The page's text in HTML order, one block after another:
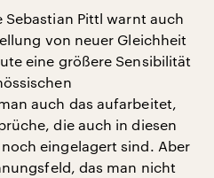
Sebastian Pittl warnt auch
von neuer Gleichheit
eine größere Sensibilität
auch das aufarbeitet,
die auch in diesen
eingelagert sind. Aber
das man nicht